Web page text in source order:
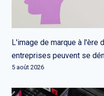
L'image de marque à l'ère
entreprises peuvent se
5 août 2026